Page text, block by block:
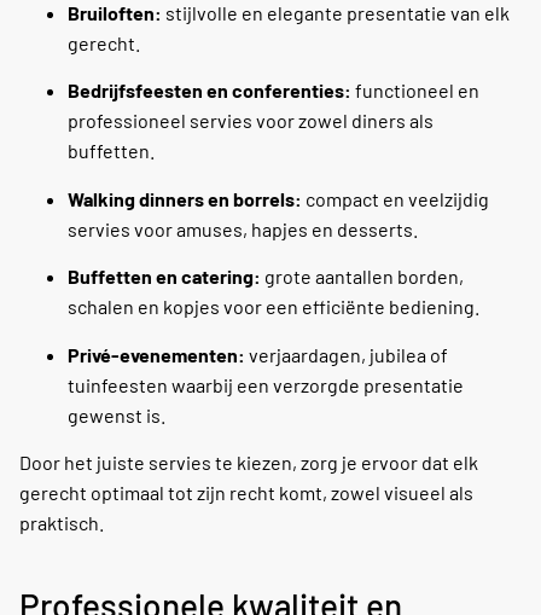
Bruiloften: stijlvolle en elegante presentatie van elk
gerecht.
Bedrijfsfeesten en conferenties: functioneel en
professioneel servies voor zowel diners als
buffetten.
Walking dinners en borrels: compact en veelzijdig
servies voor amuses, hapjes en desserts.
Buffetten en catering: grote aantallen borden,
schalen en kopjes voor een efficiënte bediening.
Privé-evenementen: verjaardagen, jubilea of
tuinfeesten waarbij een verzorgde presentatie
gewenst is.
Door het juiste servies te kiezen, zorg je ervoor dat elk
gerecht optimaal tot zijn recht komt, zowel visueel als
praktisch.
Professionele kwaliteit en